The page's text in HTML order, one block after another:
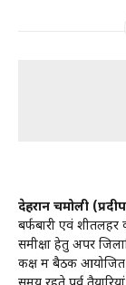
देहरादून चमोली
बर्फबारी एवं
समीक्षा हेतु अपर
कक्ष में बैठक आयोजित